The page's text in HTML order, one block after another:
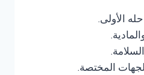
الأولى.
المختصة.